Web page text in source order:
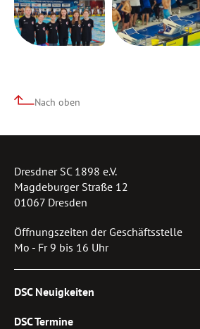
Nach oben
Dresdner SC 1898 e.V.
Magdeburger Straße 12
01067 Dresden
Öffnungszeiten der Geschäftsstelle
Mo - Fr 9 bis 16 Uhr
DSC Neuigkeiten
DSC Termine